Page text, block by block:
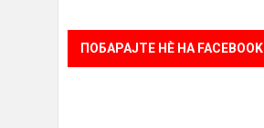
ПОБАРАЈТЕ НÈ НА FACEBOOK